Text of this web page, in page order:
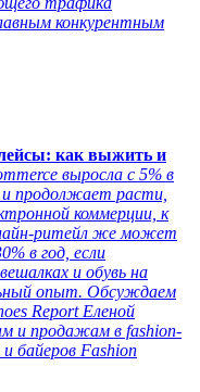
конкурентным
как выжить и
выросла с 5% в
и продолжает расти,
коммерции, к
ритейл же может
в год, если
и обувь на
опыт. Обсуждаем
Report Еленой
и продажам в fashion-
байеров Fashion